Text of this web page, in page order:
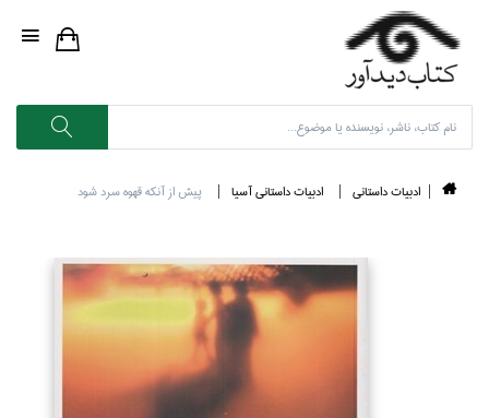
ادبيات داستاني ادبيات داستاني آسيا پيش از آنكه قهوه سرد شود